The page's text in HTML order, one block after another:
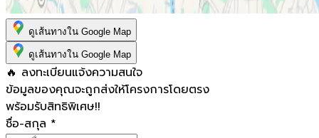
ดูเส้นทางใน Google Map
ดูเส้นทางใน Google Map
🔥 ลงทะเบียนแจ้งความสนใจ
ข้อมูลของคุณจะถูกส่งให้โครงการโดยตรง
พร้อมรับสิทธิพิเศษ!!
ชื่อ-สกุล *